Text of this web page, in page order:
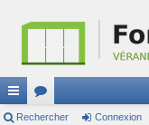
ac or
Rechercher Connexion